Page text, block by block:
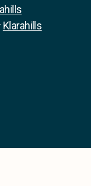
Klarahills